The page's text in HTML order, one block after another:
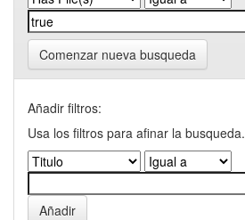
Comenzar nueva busqueda
Añadir filtros:
Usa los filtros para afinar la busqueda.